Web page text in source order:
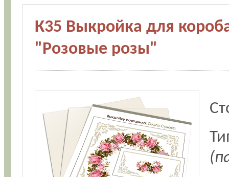
К35 Выкройка для
"Розовые розы"